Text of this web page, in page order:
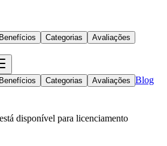
Benefícios Categorias Avaliações
Benefícios Categorias Avaliações Blog
disponível para licenciamento